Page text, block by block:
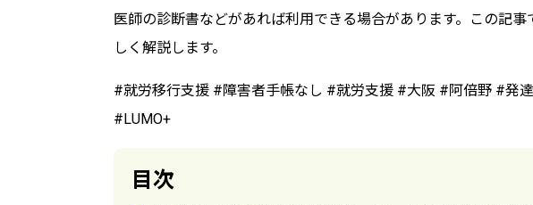
医師の診断書などがあれば利用できる場合があります。この記
しく解説します。
#就労移行支援 #障害者手帳なし #就労支援 #大阪 #阿倍野 #発
#LUMO+
目次